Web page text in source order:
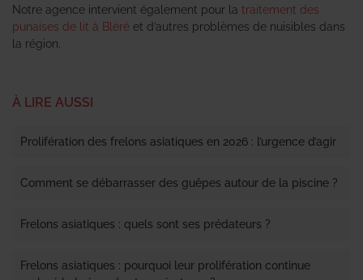
Notre agence intervient également pour la traitement des
punaises de lit à Bléré et d’autres problèmes de nuisibles dans
la région.
À LIRE AUSSI
Prolifération des frelons asiatiques en 2026 : l’urgence d’agir
Comment se débarrasser des guêpes autour de la piscine ?
Frelons asiatiques : quels sont ses prédateurs ?
Frelons asiatiques : pourquoi leur prolifération continue